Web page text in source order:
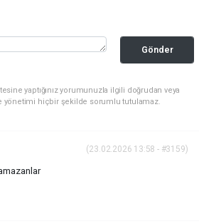
Gönder
yaptığınız yorumunuzla ilgili doğrudan veya
yönetimi hiçbir şekilde sorumlu tutulamaz.
(23.02.2026 13:58 - #3159)